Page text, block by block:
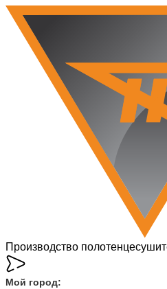
Производство
Мой город: